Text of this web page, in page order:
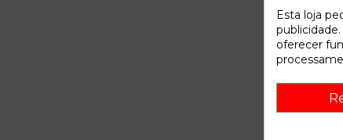
Esta loja
oferecer